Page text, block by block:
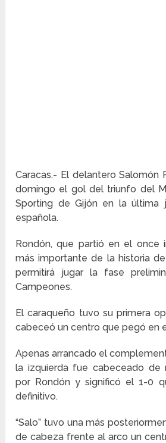
Caracas.- El delantero Salomón
domingo el gol del triunfo del
Sporting de Gijón en la última
española.
Rondón, que partió en el once
más importante de la historia
permitirá jugar la fase
Campeones.
El caraqueño tuvo su primera
cabeceó un centro que pegó en
Apenas arrancado el
la izquierda fue cabeceado de
por Rondón y significó el 1-0
definitivo.
“Salo” tuvo una más
de cabeza frente al arco un